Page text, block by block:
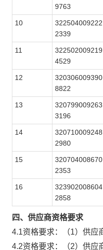
9763
10
322504009222
2339
11
322502009219
4529
12
320306009390
8822
13
320799009263
3196
14
320710009248
2980
15
320704008670
2353
16
323902008604
2858
四、供应商资格要求
4.1资格要求：（1）供应
4.2资格要求：（2）供应